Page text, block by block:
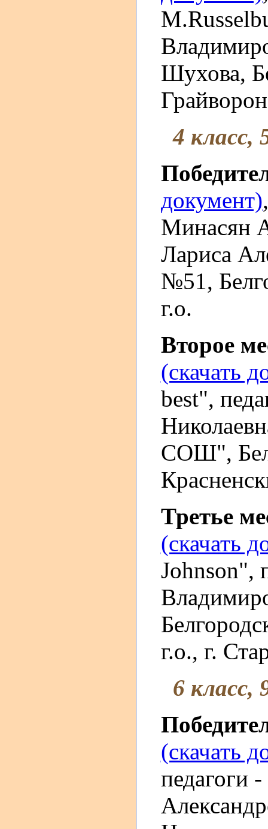
Шухова,
4 класс,
документ)
Минасян
Лариса
№51,
г.о.
Второе
(скачать
best",
СОШ",
Третье
(скачать
Johnson",
г.о., г.
6 класс,
(скачать
педагоги